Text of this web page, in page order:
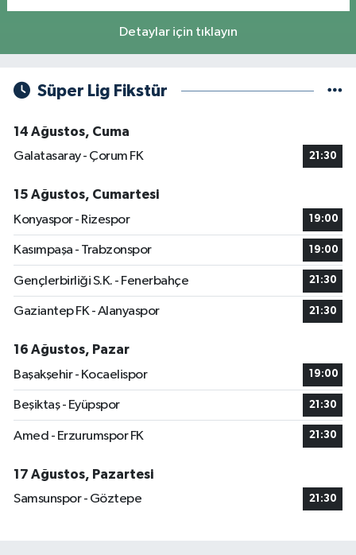
Detaylar için tıklayın
Süper Lig Fikstür
14 Ağustos, Cuma
Galatasaray - Çorum FK
21:30
15 Ağustos, Cumartesi
Konyaspor - Rizespor
19:00
Kasımpaşa - Trabzonspor 19:00
Gençlerbirliği S.K. - Fenerbahçe 21:30
Gaziantep FK - Alanyaspor 21:30
16 Ağustos, Pazar
Başakşehir - Kocaelispor
19:00
Beşiktaş - Eyüpspor 21:30
Amed - Erzurumspor FK 21:30
17 Ağustos, Pazartesi
Samsunspor - Göztepe
21:30